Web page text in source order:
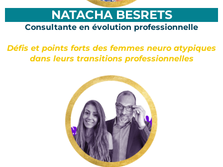
NATACHA BESRETS
Consultante en évolution professionnelle
Défis et points forts des femmes neuro atypiques
dans leurs transitions professionnelles